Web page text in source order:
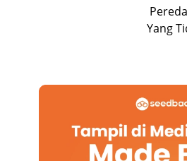
Yang